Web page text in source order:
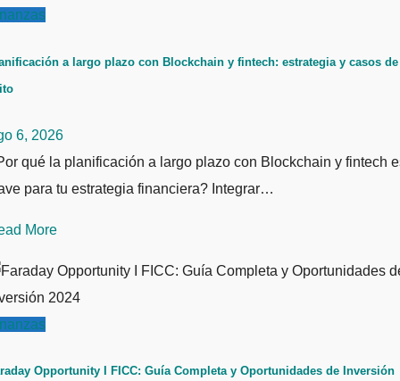
a largo plazo con Blockchain y fintech: estrategia y casos de
6, 2026
qué la planificación a largo plazo con Blockchain y fintech
para tu estrategia financiera? Integrar…
More
Opportunity I FICC: Guía Completa y Oportunidades de Inversión